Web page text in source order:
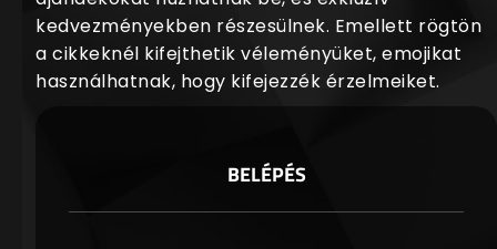
kedvezményekben részesülnek. Emellett rögtön
a cikkeknél kifejthetik véleményüket, emojikat
használhatnak, hogy kifejezzék érzelmeiket.
BELÉPÉS